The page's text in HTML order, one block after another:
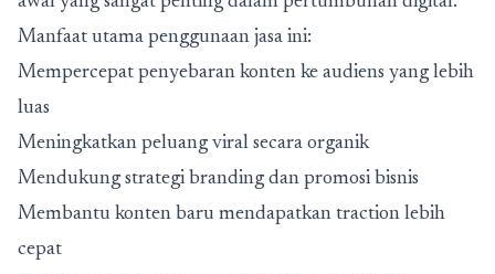
Manfaat utama penggunaan jasa ini:
Mempercepat penyebaran konten ke audiens yang lebih
luas
Meningkatkan peluang viral secara organik
Mendukung strategi branding dan promosi bisnis
Membantu konten baru mendapatkan traction lebih
cepat